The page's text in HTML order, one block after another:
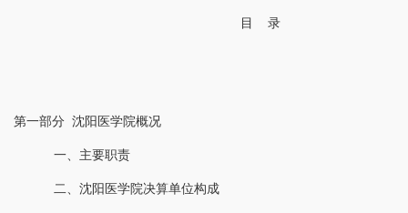
目 录
第一部分 沈阳医学院概况
一、主要职责
二、沈阳医学院决算单位构成